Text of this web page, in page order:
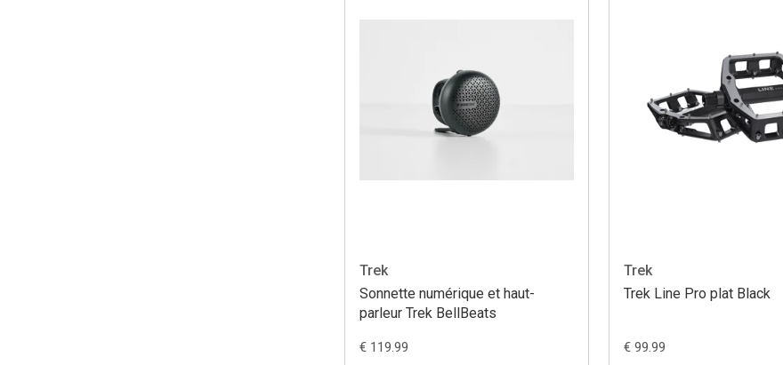
Trek
Sonnette numérique et haut-
parleur Trek BellBeats
€ 119.99
Trek
Trek Line Pro plat Black
€ 99.99